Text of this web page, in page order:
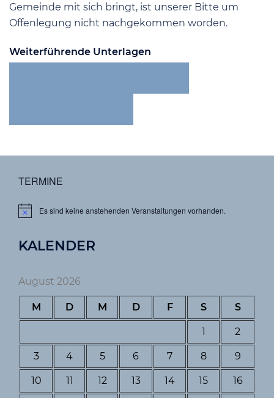
Gemeinde mit sich bringt, ist unserer Bitte um
Offenlegung nicht nachgekommen worden.
Weiterführende Unterlagen
TERMINE
HinweisEs sind keine anstehenden Veranstaltungen vorhanden.
KALENDER
August 2026
M D M D F S S
1 2
3 4 5 6 7 8 9
10 11 12 13 14 15 16